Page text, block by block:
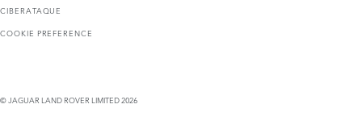
CIBERATAQUE
COOKIE PREFERENCE
© JAGUAR LAND ROVER LIMITED 2026